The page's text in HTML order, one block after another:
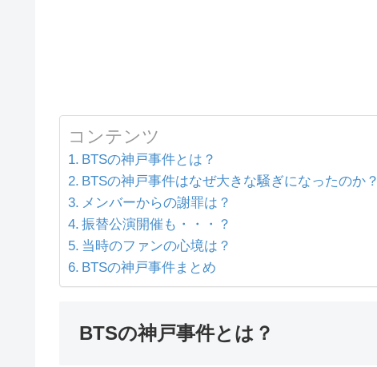
コンテンツ
BTSの神戸事件とは？
BTSの神戸事件はなぜ大きな騒ぎになったのか？
メンバーからの謝罪は？
振替公演開催も・・・？
当時のファンの心境は？
BTSの神戸事件まとめ
BTSの神戸事件とは？